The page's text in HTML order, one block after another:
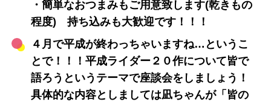
・簡単なおつまみもご用意致します(乾きもの
程度) 持ち込みも大歓迎です！！！
４月で平成が終わっちゃいますね…というこ
とで！！！平成ライダー２０作について皆で
語ろうというテーマで座談会をしましょう！
具体的な内容としましては凪ちゃんが「皆の